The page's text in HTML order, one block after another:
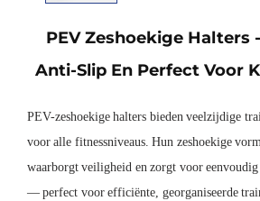
PEV Zeshoekige Halters
Anti-Slip En Perfect Voor
PEV-zeshoekige halters bieden veelzijdige
voor alle fitnessniveaus. Hun zeshoekige
waarborgt veiligheid en zorgt voor eenvoudig
— perfect voor efficiënte, georganiseerde